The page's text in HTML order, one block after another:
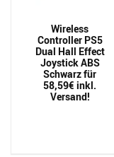
Wireless
Controller PS5
Dual Hall Effect
Joystick ABS
Schwarz für
58,59€ inkl.
Versand!